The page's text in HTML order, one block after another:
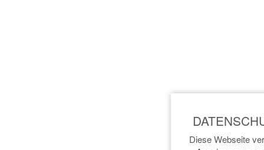
Diese Webseite